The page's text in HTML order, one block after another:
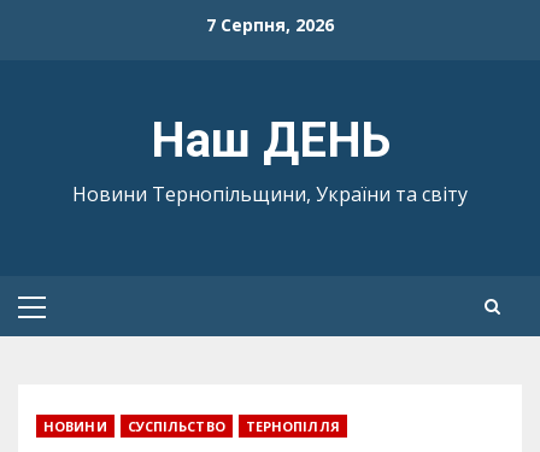
7 Серпня, 2026
Наш ДЕНЬ
Новини Тернопільщини, України та світу
Primary
НОВИНИ СУСПІЛЬСТВО ТЕРНОПІЛЛЯ